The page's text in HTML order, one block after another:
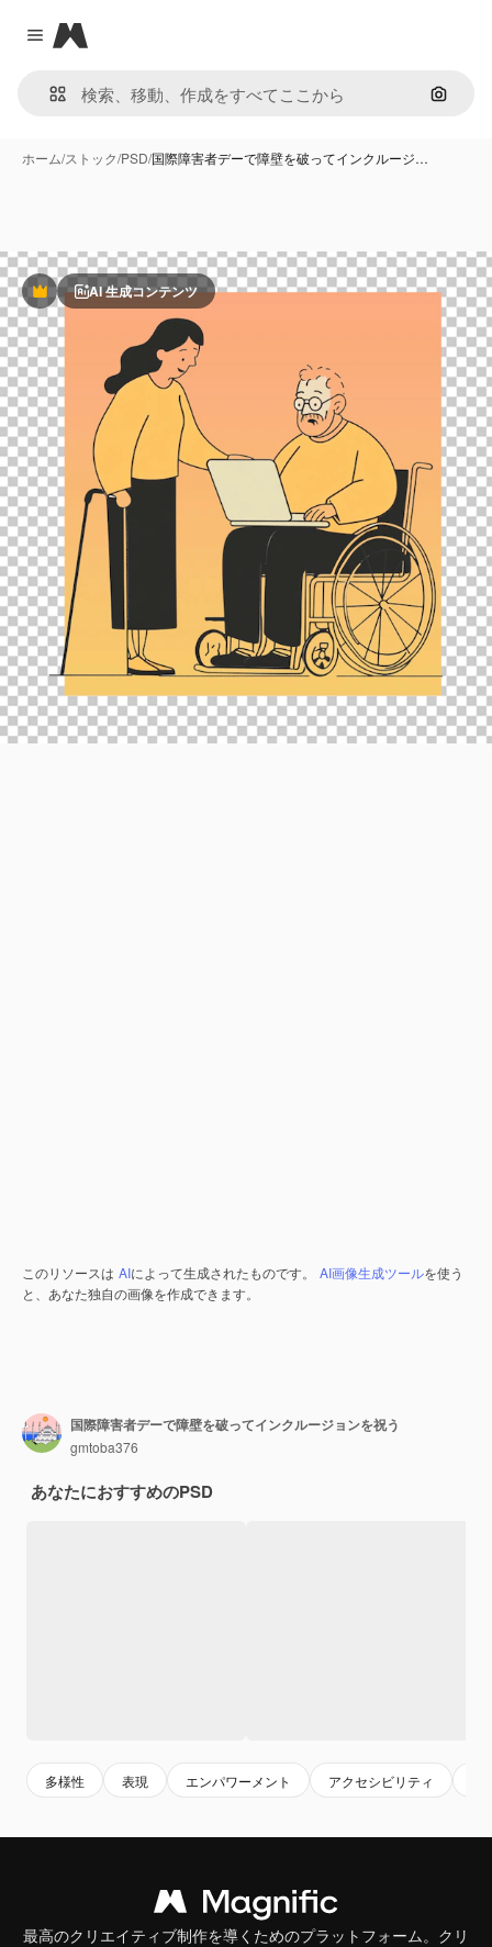
Close menu
Magnific
画像で
ホーム/ストック/PSD/国際障害者デーで障壁を破ってインクルージ…
PremiumAI 生成コンテンツ
このリソースは AIによって生成されたものです。 AI画像生成ツールを使う
と、あなた独自の画像を作成できます。
国際障害者デーで障壁を破ってインクルージョンを祝う
gmtoba376
あなたにおすすめのPSD
多様性 表現 エンパワーメント アクセシビリティ
最高のクリエイティブ制作を導くためのプラットフォーム。クリ